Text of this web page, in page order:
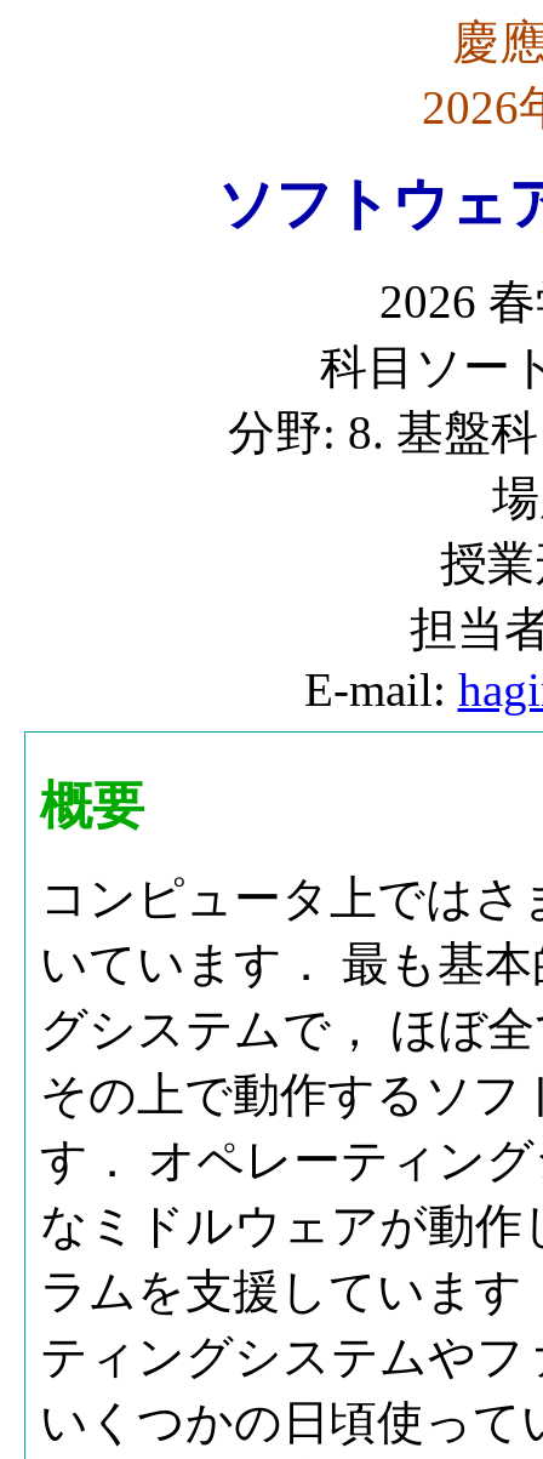
慶
2026
ソフトウェ
2026
科目ソー
分野: 8. 基盤
授
担当
E-mail:
概要
コンピュータ上では
いています． 最も基
グシステムで， ほぼ
その上で動作するソ
す． オペレーティン
なミドルウェアが動
ラムを支援していま
ティングシステムや
いくつかの日頃使っ